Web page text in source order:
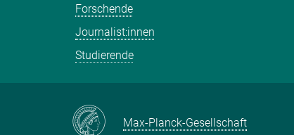
Forschende
Journalist:innen
Studierende
Max-Planck-Gesellschaft